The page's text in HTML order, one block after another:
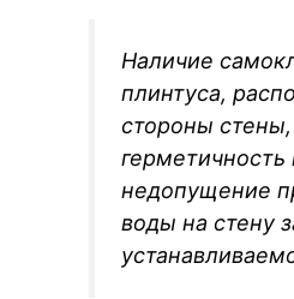
Наличие
плинтуса,
стороны
недопущение
воды на стену